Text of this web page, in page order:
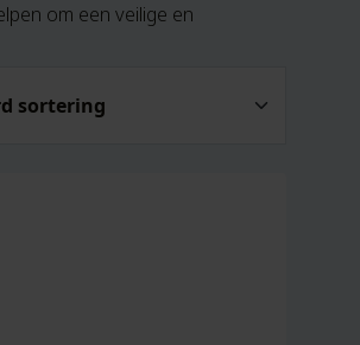
om een veilige en